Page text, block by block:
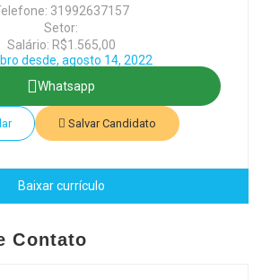
31992637157
Setor:
Salário: R$1.565,00
desde, agosto 14, 2022
Whatsapp
Salvar Candidato
Baixar currículo
Contato